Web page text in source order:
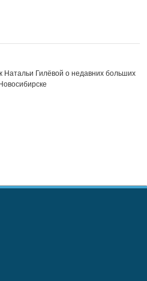
Натальи Гилёвой о недавних больших